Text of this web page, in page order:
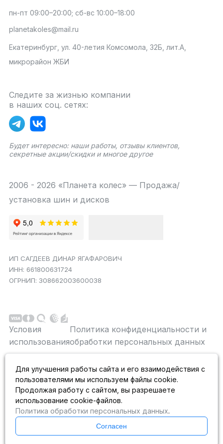
пн-пт 09:00–20:00; сб-вс 10:00–18:00
planetakoles@mail.ru
Екатеринбург, ул. 40-летия Комсомола, 32Б, лит.А,
микрорайон ЖБИ
Следите за жизнью компании
в наших соц. сетях:
Будет интересно: наши работы, отзывы клиентов,
секретные акции/скидки и многое другое
2006 - 2026 «Планета колес» — Продажа/
установка шин и дисков
ИП САГДЕЕВ ДИНАР ЯГАФАРОВИЧ
ИНН: 661800631724
ОГРНИП: 308662003600038
Условия
использования
Политика конфиденциальности и
обработки персональных данных
публичной офертой не является. На данном
информационном ресурсе применяются
рекомендательные технологии.
Для улучшения работы сайта и его взаимодействия с
пользователями мы используем файлы cookie.
Продолжая работу с сайтом, вы разрешаете
использование cookie-файлов.
Политика обработки персональных данных.
Согласен